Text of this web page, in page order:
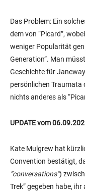
Das Problem: Ein
dem von “Picard”,
weniger Popularität
Generation”. Man
Geschichte für
persönlichen Traumata
nichts anderes als
UPDATE vom
Kate Mulgrew hat
Convention bestätigt,
“conversations”)
Trek” gegeben habe, ihr